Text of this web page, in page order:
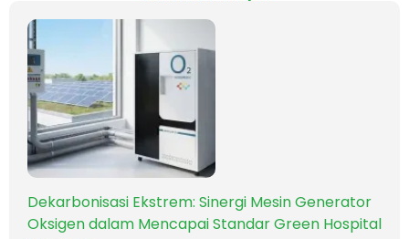
Dekarbonisasi Ekstrem: Sinergi Mesin Generator
Oksigen dalam Mencapai Standar Green Hospital